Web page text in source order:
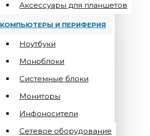
Аксессуары для планшетов
КОМПЬЮТЕРЫ И ПЕРИФЕРИЯ
Ноутбуки
Моноблоки
Системные блоки
Мониторы
Инфоносители
Сетевое оборудование